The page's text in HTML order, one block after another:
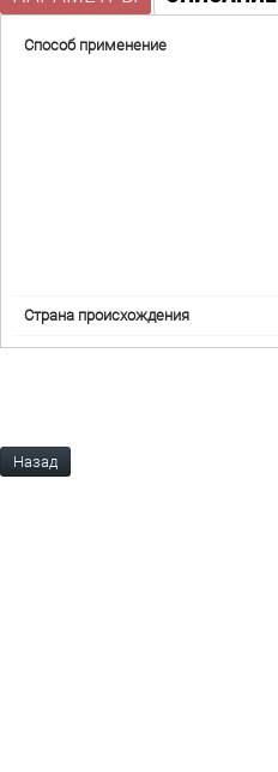
Способ применение
Страна происхождения
Назад